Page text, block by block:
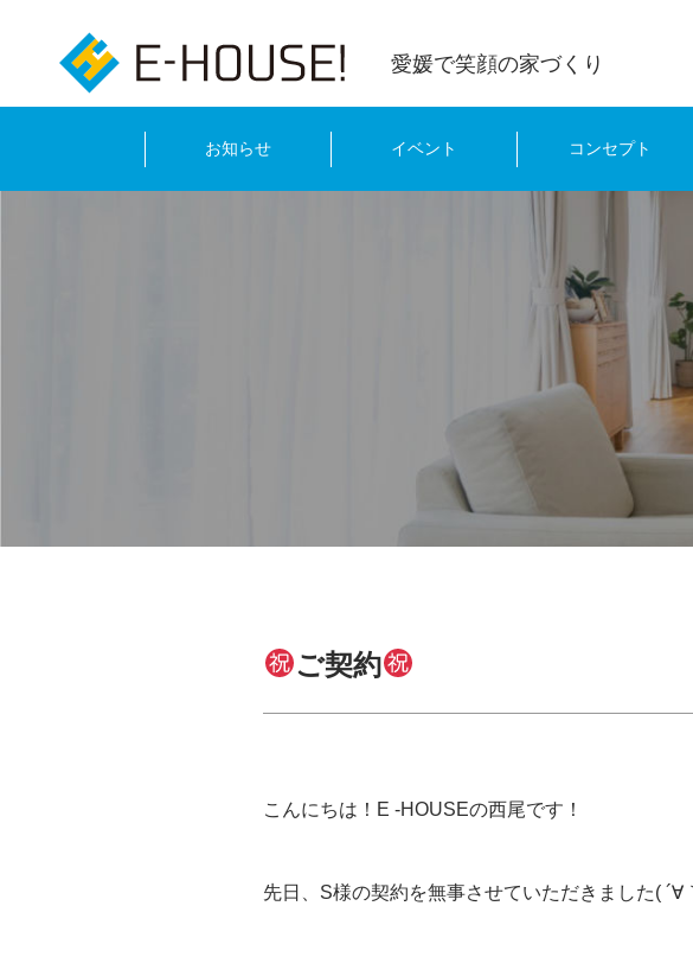
愛媛で笑顔の家づくり
お知らせ イベント コンセプト
ご契約
こんにちは！E -HOUSEの西尾です！
先日、S様の契約を無事させていただきました( ´∀